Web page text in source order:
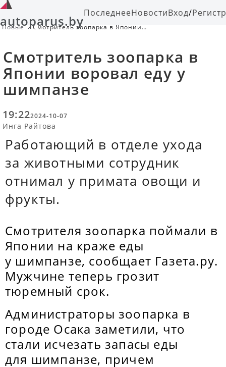
autoparus.byПоследнееНовостиВход/
Новые
Смотритель зоопарка в Японии
Смотритель зоопарка в
Японии воровал еду у
шимпанзе
19:222024-10-07
Инга Райтова
Работающий в отделе ухода
за животными сотрудник
отнимал у примата овощи и
фрукты.
Смотрителя зоопарка поймали в
Японии на краже еды
у шимпанзе, сообщает Газета.ру.
Мужчине теперь грозит
тюремный срок.
Администраторы зоопарка в
городе Осака заметили, что
стали исчезать запасы еды
для шимпанзе, причем